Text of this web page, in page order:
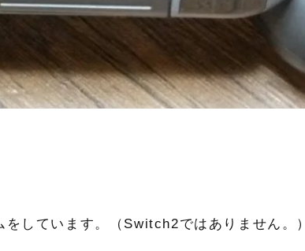
しています。（Switch2ではありません。）